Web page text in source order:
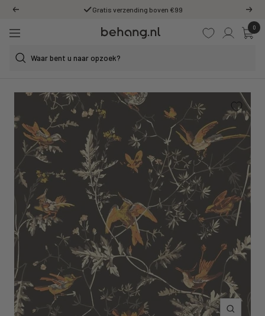
naar
content
Vorige Gratis verzending boven €99
0
Behang.nl
Navigatie